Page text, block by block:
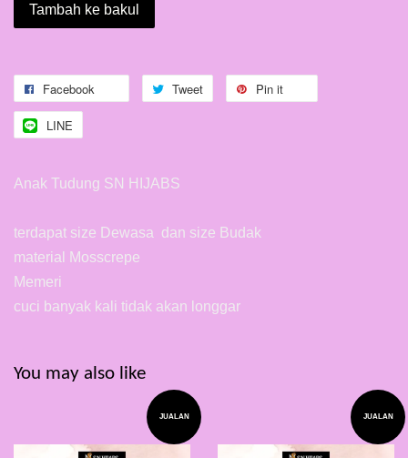
Tambah ke bakul
Facebook Tweet Pin it
LINE
Anak Tudung SN HIJABS
terdapat size Dewasa dan size Budak
material Mosscrepe
Memeri
cuci banyak kali tidak akan longgar
You may also like
JUALAN JUALAN